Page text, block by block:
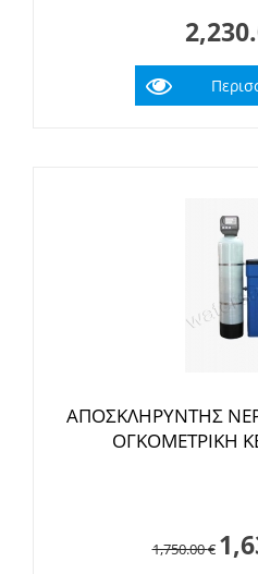
ΑΠΟΣΚΛΗΡΥΝΤΗΣ
ΟΓΚΟΜΕΤΡΙΚΗ
1,750.00€